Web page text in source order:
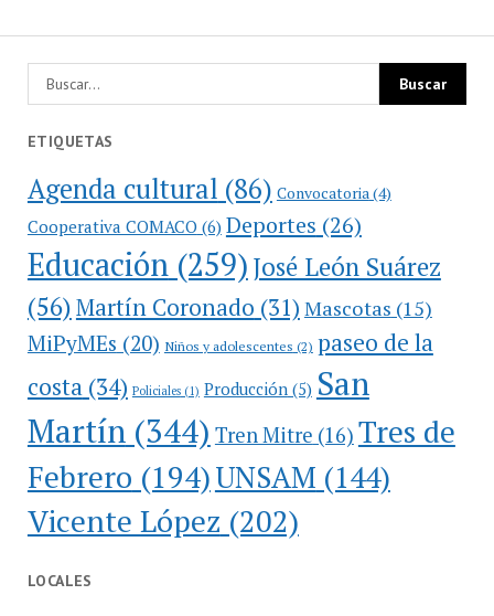
ETIQUETAS
Agenda cultural (86) Convocatoria (4)
Cooperativa COMACO(6) Deportes (26)
Educación(259)José León Suárez
(56)Martín Coronado (31) Mascotas (15)
MiPyMEs (20) Niños y adolescentes (2) paseo de la
costa(34) Policiales(1) Producción(5) San
Martín(344) Tren Mitre (16) Tres de
Febrero (194)UNSAM (144)
Vicente López (202)
LOCALES